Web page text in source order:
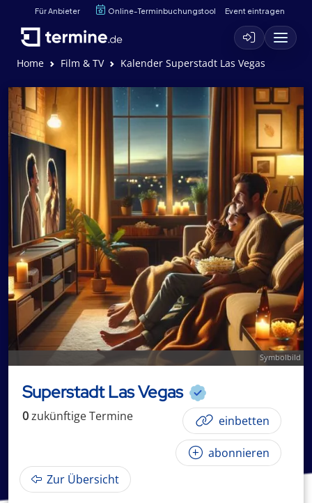
Für Anbieter Online-Terminbuchungstool Event eintragen
Home Film & TV Kalender Superstadt Las Vegas
Symbolbild
Superstadt Las Vegas
0zukünftigeTermine einbetten
abonnieren
Zur Übersicht